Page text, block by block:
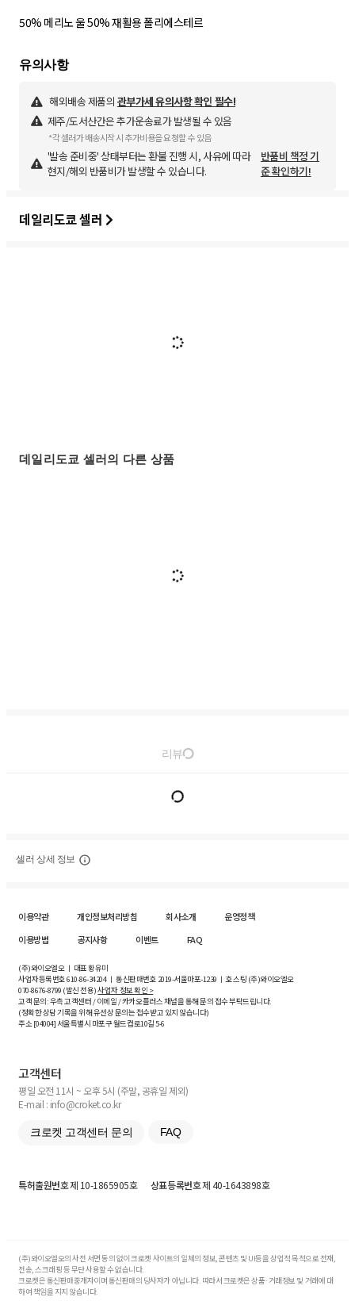
50% 메리노 울 50% 재활용 폴리에스테르
유의사항
해외배송 제품의 관부가세 유의사항 확인 필수!
제주/도서산간은 추가운송료가 발생될 수 있음
*각 셀러가 배송시작 시 추가비용을 요청할 수 있음
'발송 준비중' 상태부터는 환불 진행 시, 사유에 따라
현지/해외 반품비가 발생할 수 있습니다.
반품비 책정 기
준 확인하기!
데일리도쿄 셀러
데일리도쿄 셀러의 다른 상품
리뷰
셀러 상세 정보
이용약관 개인정보처리방침 회사소개
운영정책
이용방법
공지사항 이벤트 FAQ
(주)와이오엘오 ㅣ 대표 황유미
사업자등록번호610-86-34204ㅣ 통신판매번호 2019-서울마포-1239 ㅣ 호스팅 (주)와이오엘오
070-8676-8799 (발신 전용)사업자 정보 확인 >
고객 문의: 우측 고객센터 / 이메일 / 카카오플러스 채널을 통해 문의 접수 부탁드립니다.
(정확한 상담 기록을 위해 유선상 문의는 접수받고 있지 않습니다)
주소 [04004] 서울특별시 마포구 월드컵로10길5-6
고객센터
평일 오전 11시 ~ 오후 5시 (주말, 공휴일 제외)
E-mail : info@croket.co.kr
크로켓 고객센터 문의 FAQ
특허출원번호제 10-1865905호 상표등록번호제 40-1643898호
(주)와이오엘오의 사전 서면 동의 없이 크로켓 사이트의 일체의 정보, 콘텐츠 및 UI등을 상업적 목적으로 전재,
전송, 스크래핑 등 무단 사용할 수 없습니다.
크로켓은 통신판매중개자이며 통신판매의 당사자가 아닙니다. 따라서 크로켓은 상품·거래정보 및 거래에 대
하여 책임을 지지 않습니다.